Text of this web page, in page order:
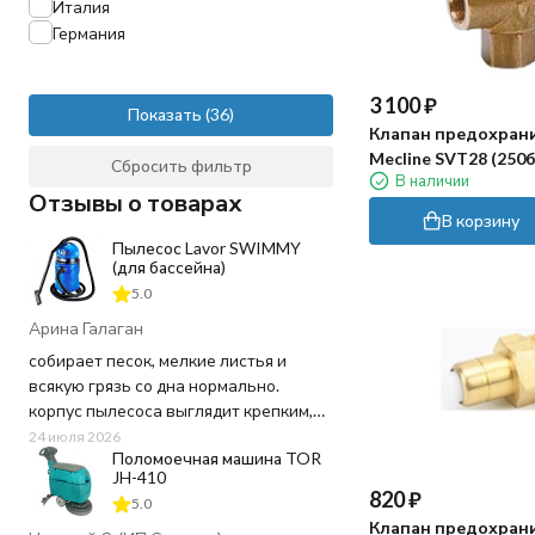
3 100₽
Клапан
Mecline SVT28
3/8"г, 3/8"г)
В наличии
В корзину
820₽
Клапан
SVL17
SVT
Италия
Германия
Показать
Сбросить фильтр
Отзывы о товарах
Пылесос Lavor SWIMMY
(для бассейна)
5.0
Арина Галаган
собирает песок, мелкие листья и
всякую грязь со дна нормально.
корпус пылесоса выглядит крепким,
пластик не "хлипкий", а шланг
достаточно длинный, не пришлось
ничего докупать. Используем для
чистки бассейна 20 кв.м. в частном
24 июля 2026
Поломоечная машина TOR
JH-410
5.0